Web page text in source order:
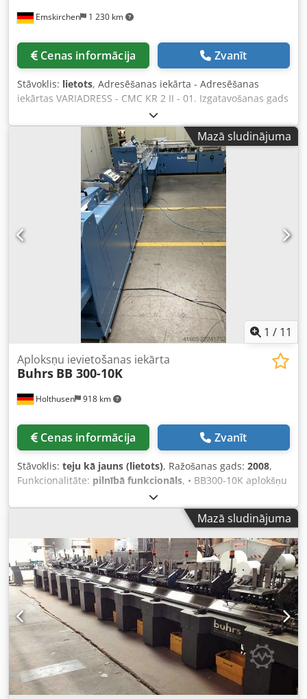
Emskirchen 1 230 km
Cenas informācija Zvanīt
Stāvoklis: lietots, Adresēšanas iekārta - Adresēšanas
iekārtas VARIADRESS - CMC KR 2 II - 01. Izgatavošanas gads
1992 - Sērijas Nr. CMC KR 2 II - 01 Iespējama tiešsaistes
videoinspekcija, izmantojot Skype Būsim ļoti priecīgi Jūs
uzņemt – vēl vairāk tehnikas noliktavā Djdpfx Alsh Ax
Skexowa Pieejams uzreiz – iespējama apskate Noliktavā
Emskirchen / Nirnbergā – iespējama pārbaude
Mazā sludinājuma
1 / 11
Holthusen 918 km
Aploksņu ievietošanas iekārta
Buhrs BB 300-10K
Cenas informācija Zvanīt
Stāvoklis: teju kā jauns (lietots), Ražošanas gads: 2008,
Funkcionalitāte: pilnībā funkcionāls, • BB300-10K aplokšņu
ievietošanas modulis “pa labi” ar BSC 2.0 vadības paneli
Dedpfxjzh Er Ee Alxewa • Ievades modulis ar 6 padeves
pozīcijām “pa labi” • 4x AT25 rotācijas padevēji (pozīcijās 1
– 4) • 1x HF3 hibrīdpadevējs (pozīcijā 6) • 1x brīva padeves
vieta ar drošības pārsegu • Gara ķēdes novirzīšanas
sistēma • 15” vadības panelis • Keiper novietnes lente 1,5
m • Sagatavots nolasīšanai līdz 6 pozīcijām • Vakuuma
noslēgšanas posms ar integrētu atgrūšanas nodalījumu •
1x apgriešanas lente • 1x automātiska aplokšņu padeves
sistēma • D/V spiediena/vakuumsūknis ar skaņas izolāciju -
Ar Müller kanālu, kas sastāv no: • 6798 autokrāvēja moduļa
• 6686 vienlapas padevēja – 26 000 lapas/stundā •
6896/6815 nodošanas moduļa ar stop funksiju • 6826/6822
dubultkabatu locīšanas modulis ar 2x augšējiem kabatām
ar stop funkciju • 6786 standarta uzkrāšanas nodalījuma
Mazā sludinājuma